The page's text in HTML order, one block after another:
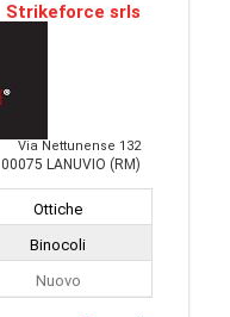
Strikeforce srls
Via Nettunense 132
00075 LANUVIO (RM)
Ottiche
Binocoli
Nuovo